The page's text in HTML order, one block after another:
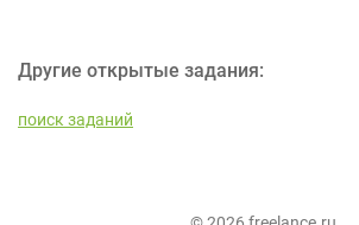
Другие открытые задания:
поиск заданий